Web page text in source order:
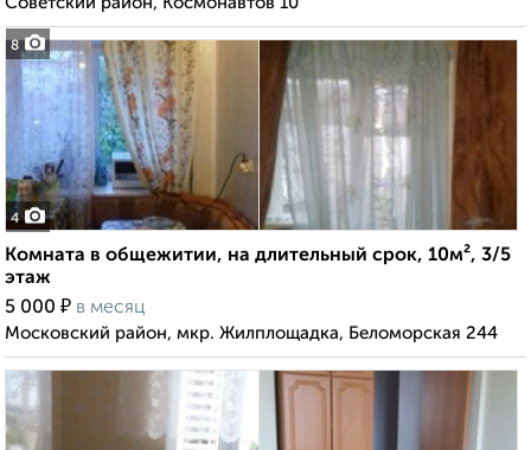
8
4
Комната в общежитии, на длительный срок, 10м², 3/5
этаж
5 000 ₽ в месяц
Московский район, мкр. Жилплощадка, Беломорская 244